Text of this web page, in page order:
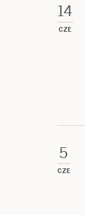
14
CZE
5
CZE